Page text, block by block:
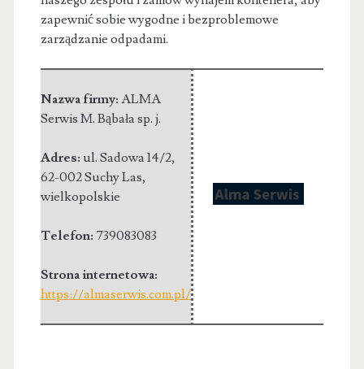
zapewnić sobie wygodne i bezproblemowe
zarządzanie odpadami.
Nazwa firmy: ALMA
Serwis M. Bąbała sp. j.
Adres: ul. Sadowa 14/2,
62-002 Suchy Las,
wielkopolskie
Telefon: 739083083
Strona internetowa:
https://almaserwis.com.pl/